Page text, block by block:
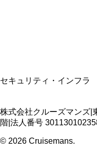
セキュリティ・インフラ
株式会社クルーズマンズ
階 法人番号
© 2026 Cruisemans.